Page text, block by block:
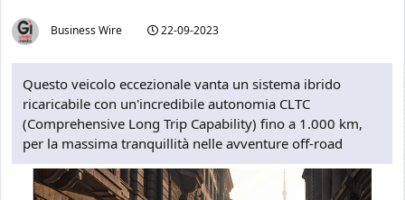
Business Wire 22-09-2023
Questo veicolo eccezionale vanta un sistema ibrido
ricaricabile con un'incredibile autonomia CLTC
(Comprehensive Long Trip Capability) fino a 1.000 km,
per la massima tranquillità nelle avventure off-road